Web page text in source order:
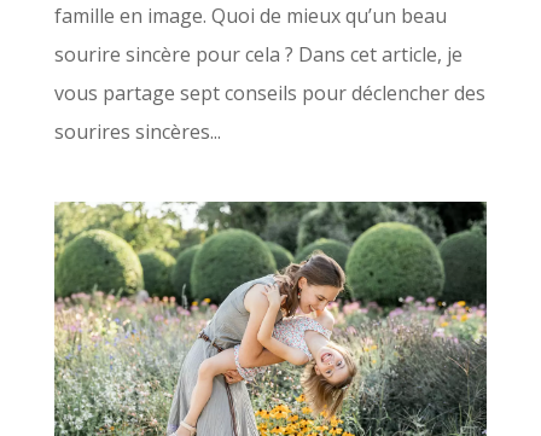
famille en image. Quoi de mieux qu’un beau
sourire sincère pour cela ? Dans cet article, je
vous partage sept conseils pour déclencher des
sourires sincères...